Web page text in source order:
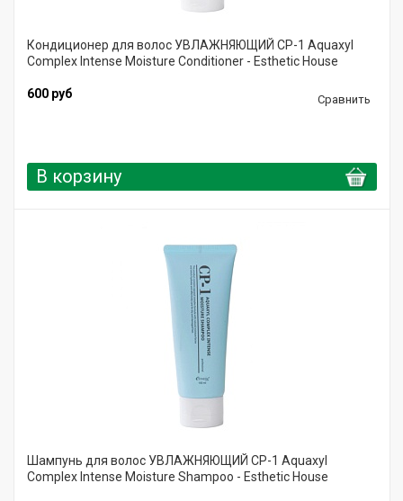
Кондиционер для волос УВЛАЖНЯЮЩИЙ CP-1 Aquaxyl
Complex Intense Moisture Conditioner - Esthetic House
600 руб Сравнить
В корзину
Шампунь для волос УВЛАЖНЯЮЩИЙ CP-1 Aquaxyl
Complex Intense Moisture Shampoo - Esthetic House